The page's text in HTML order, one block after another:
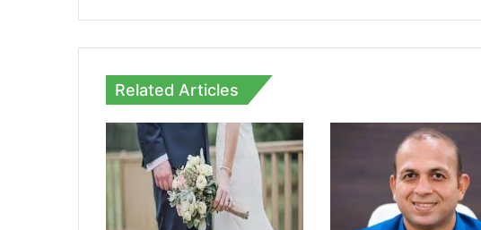
मौके
समस्याओं
समाधान...
Related Articles